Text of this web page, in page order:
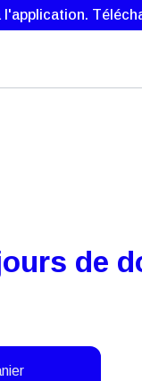
l'application.
de